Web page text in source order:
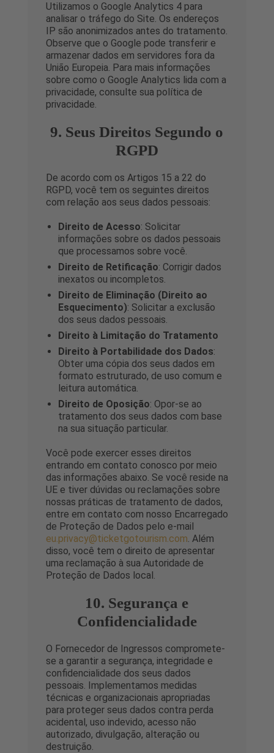
Utilizamos o Google Analytics 4 para
analisar o tráfego do Site. Os endereços
IP são anonimizados antes do tratamento.
Observe que o Google pode transferir e
armazenar dados em servidores fora da
União Europeia. Para mais informações
sobre como o Google Analytics lida com a
privacidade, consulte sua política de
privacidade.
9. Seus Direitos Segundo o
RGPD
De acordo com os Artigos 15 a 22 do
RGPD, você tem os seguintes direitos
com relação aos seus dados pessoais:
Direito de Acesso: Solicitar
informações sobre os dados pessoais
que processamos sobre você.
Direito de Retificação: Corrigir dados
inexatos ou incompletos.
Direito de Eliminação (Direito ao
Esquecimento): Solicitar a exclusão
dos seus dados pessoais.
Direito à Limitação do Tratamento
Direito à Portabilidade dos Dados:
Obter uma cópia dos seus dados em
formato estruturado, de uso comum e
leitura automática.
Direito de Oposição: Opor-se ao
tratamento dos seus dados com base
na sua situação particular.
Você pode exercer esses direitos
entrando em contato conosco por meio
das informações abaixo. Se você reside na
UE e tiver dúvidas ou reclamações sobre
nossas práticas de tratamento de dados,
entre em contato com nosso Encarregado
de Proteção de Dados pelo e-mail
eu.privacy@ticketgotourism.com. Além
disso, você tem o direito de apresentar
uma reclamação à sua Autoridade de
Proteção de Dados local.
10. Segurança e
Confidencialidade
O Fornecedor de Ingressos compromete-
se a garantir a segurança, integridade e
confidencialidade dos seus dados
pessoais. Implementamos medidas
técnicas e organizacionais apropriadas
para proteger seus dados contra perda
acidental, uso indevido, acesso não
autorizado, divulgação, alteração ou
destruição.